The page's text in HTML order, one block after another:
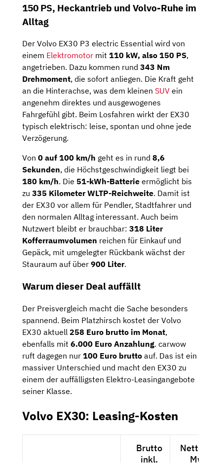
150 PS, Heckantrieb und Volvo-Ruhe im
Alltag
Der Volvo EX30 P3 electric Essential wird von
einem Elektromotor mit 110 kW, also 150 PS,
angetrieben. Dazu kommen rund 343 Nm
Drehmoment, die sofort anliegen. Die Kraft geht
an die Hinterachse, was dem kleinen SUV ein
angenehm direktes und ausgewogenes
Fahrgefühl gibt. Beim Losfahren wirkt der EX30
typisch elektrisch: leise, spontan und ohne jede
Verzögerung.
Von 0 auf 100 km/h geht es in rund 8,6
Sekunden, die Höchstgeschwindigkeit liegt bei
180 km/h. Die 51-kWh-Batterie ermöglicht bis
zu 335 Kilometer WLTP-Reichweite. Damit ist
der EX30 vor allem für Pendler, Stadtfahrer und
den normalen Alltag interessant. Auch beim
Nutzwert bleibt er brauchbar: 318 Liter
Kofferraumvolumen reichen für Einkauf und
Gepäck, mit umgelegter Rückbank wächst der
Stauraum auf über 900 Liter.
Warum dieser Deal auffällt
Der Preisvergleich macht die Sache besonders
spannend. Beim Platzhirsch kostet der Volvo
EX30 aktuell 258 Euro brutto im Monat,
ebenfalls mit 6.000 Euro Anzahlung. carwow
ruft dagegen nur 100 Euro brutto auf. Das ist ein
massiver Unterschied und macht den EX30 zu
einem der auffälligsten Elektro-Leasingangebote
seiner Klasse.
Volvo EX30: Leasing-Kosten
Brutto
inkl.
Netto
MwSt.